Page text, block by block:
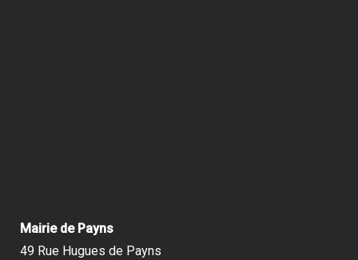
Mairie de Payns
49 Rue Hugues de Payns